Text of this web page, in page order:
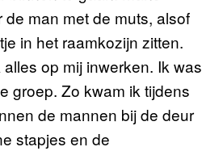
man met de muts, alsof
in het raamkozijn zitten.
op mij inwerken. Ik was
groep. Zo kwam ik tijdens
de mannen bij de deur
stapjes en de